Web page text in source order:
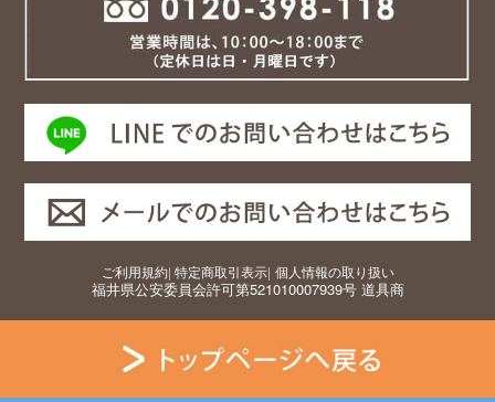
ご利用規約| 特定商取引表示| 個人情報の取り扱い
福井県公安委員会許可第521010007939号 道具商